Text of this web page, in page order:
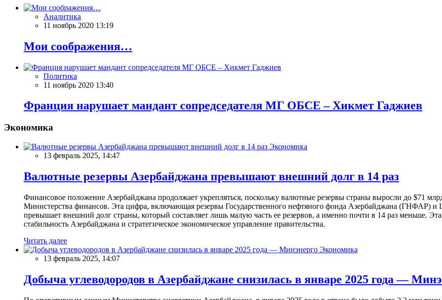
Аналитика
11 ноябрь 2020 13:19
Мои соображения…
Политика
11 ноябрь 2020 13:40
Франция нарушает мандант сопредседателя МГ ОБСЕ – Хикмет Гаджиев
Экономика
Экономика
13 февраль 2025, 14:47
Валютные резервы Азербайджана превышают внешний долг в 14 раз
Финансовое положение Азербайджана продолжает укрепляться, поскольку валютные резервы страны выросли до $71
Министерства финансов. Эта цифра, включающая резервы Государственного нефтяного фонда Азербайджана (ГНФАР) и
превышает внешний долг страны, который составляет лишь малую часть ее резервов, а именно почти в 14 раз меньше.
стабильность Азербайджана и стратегическое экономическое управление правительства.
Читать далее
Экономика
13 февраль 2025, 14:07
Добыча углеводородов в Азербайджане снизилась в январе 2025 года —